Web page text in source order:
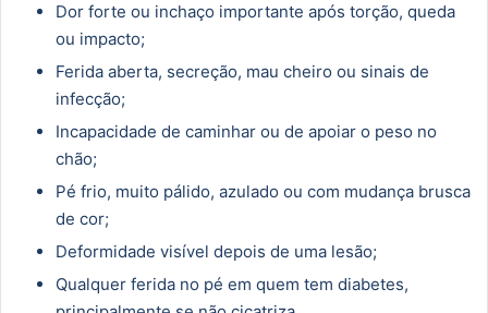
Dor forte ou inchaço importante após torção, queda
ou impacto;
Ferida aberta, secreção, mau cheiro ou sinais de
infecção;
Incapacidade de caminhar ou de apoiar o peso no
chão;
Pé frio, muito pálido, azulado ou com mudança brusca
de cor;
Deformidade visível depois de uma lesão;
Qualquer ferida no pé em quem tem diabetes,